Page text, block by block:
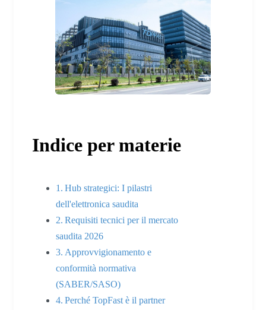
Indice per materie
Hub strategici: I pilastri
dell'elettronica saudita
Requisiti tecnici per il mercato
saudita 2026
Approvvigionamento e
conformità normativa
(SABER/SASO)
Perché TopFast è il partner